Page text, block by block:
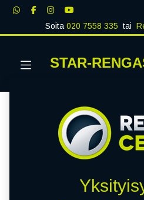
Soita020 7558 335 tai
STAR-